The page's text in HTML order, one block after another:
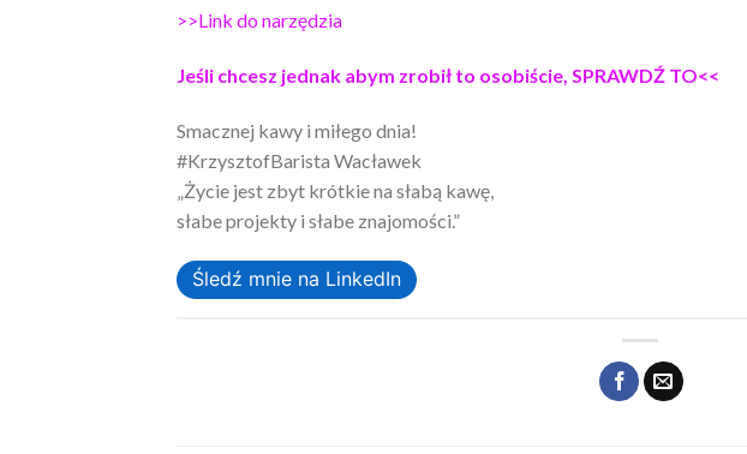
>>Link do narzędzia
Jeśli chcesz jednak abym zrobił to osobiście, SPRAWDŹ TO<<
Smacznej kawy i miłego dnia!
#KrzysztofBarista Wacławek
„Życie jest zbyt krótkie na słabą kawę,
słabe projekty i słabe znajomości.”
Śledź mnie na LinkedIn